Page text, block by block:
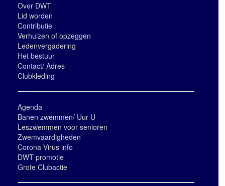
Over DWT
Lid worden
Contributie
Verhuizen of opzeggen
Ledenvergadering
Het bestuur
Contact/ Adres
Clubkleding
Agenda
Banen zwemmen/ Uur U
Leszwemmen voor senioren
Zwemvaardigheden
Corona Virus info
DWT promotie
Grote Clubactie